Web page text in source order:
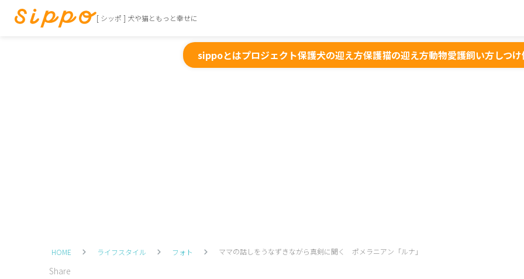
[ シッポ ] 犬や猫ともっと幸せに
sippoとはプロジェクト保護犬の迎え方保護猫の迎え方動物愛護飼い方しつけ
HOME ライフスタイル フォト ママの話しをうなずきながら真剣に聞く ポメラニアン「ルナ」
Share